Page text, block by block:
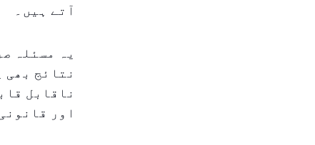
آتے ہیں۔
یہ مسئلہ
نتائج بھی
ناقابل
اور